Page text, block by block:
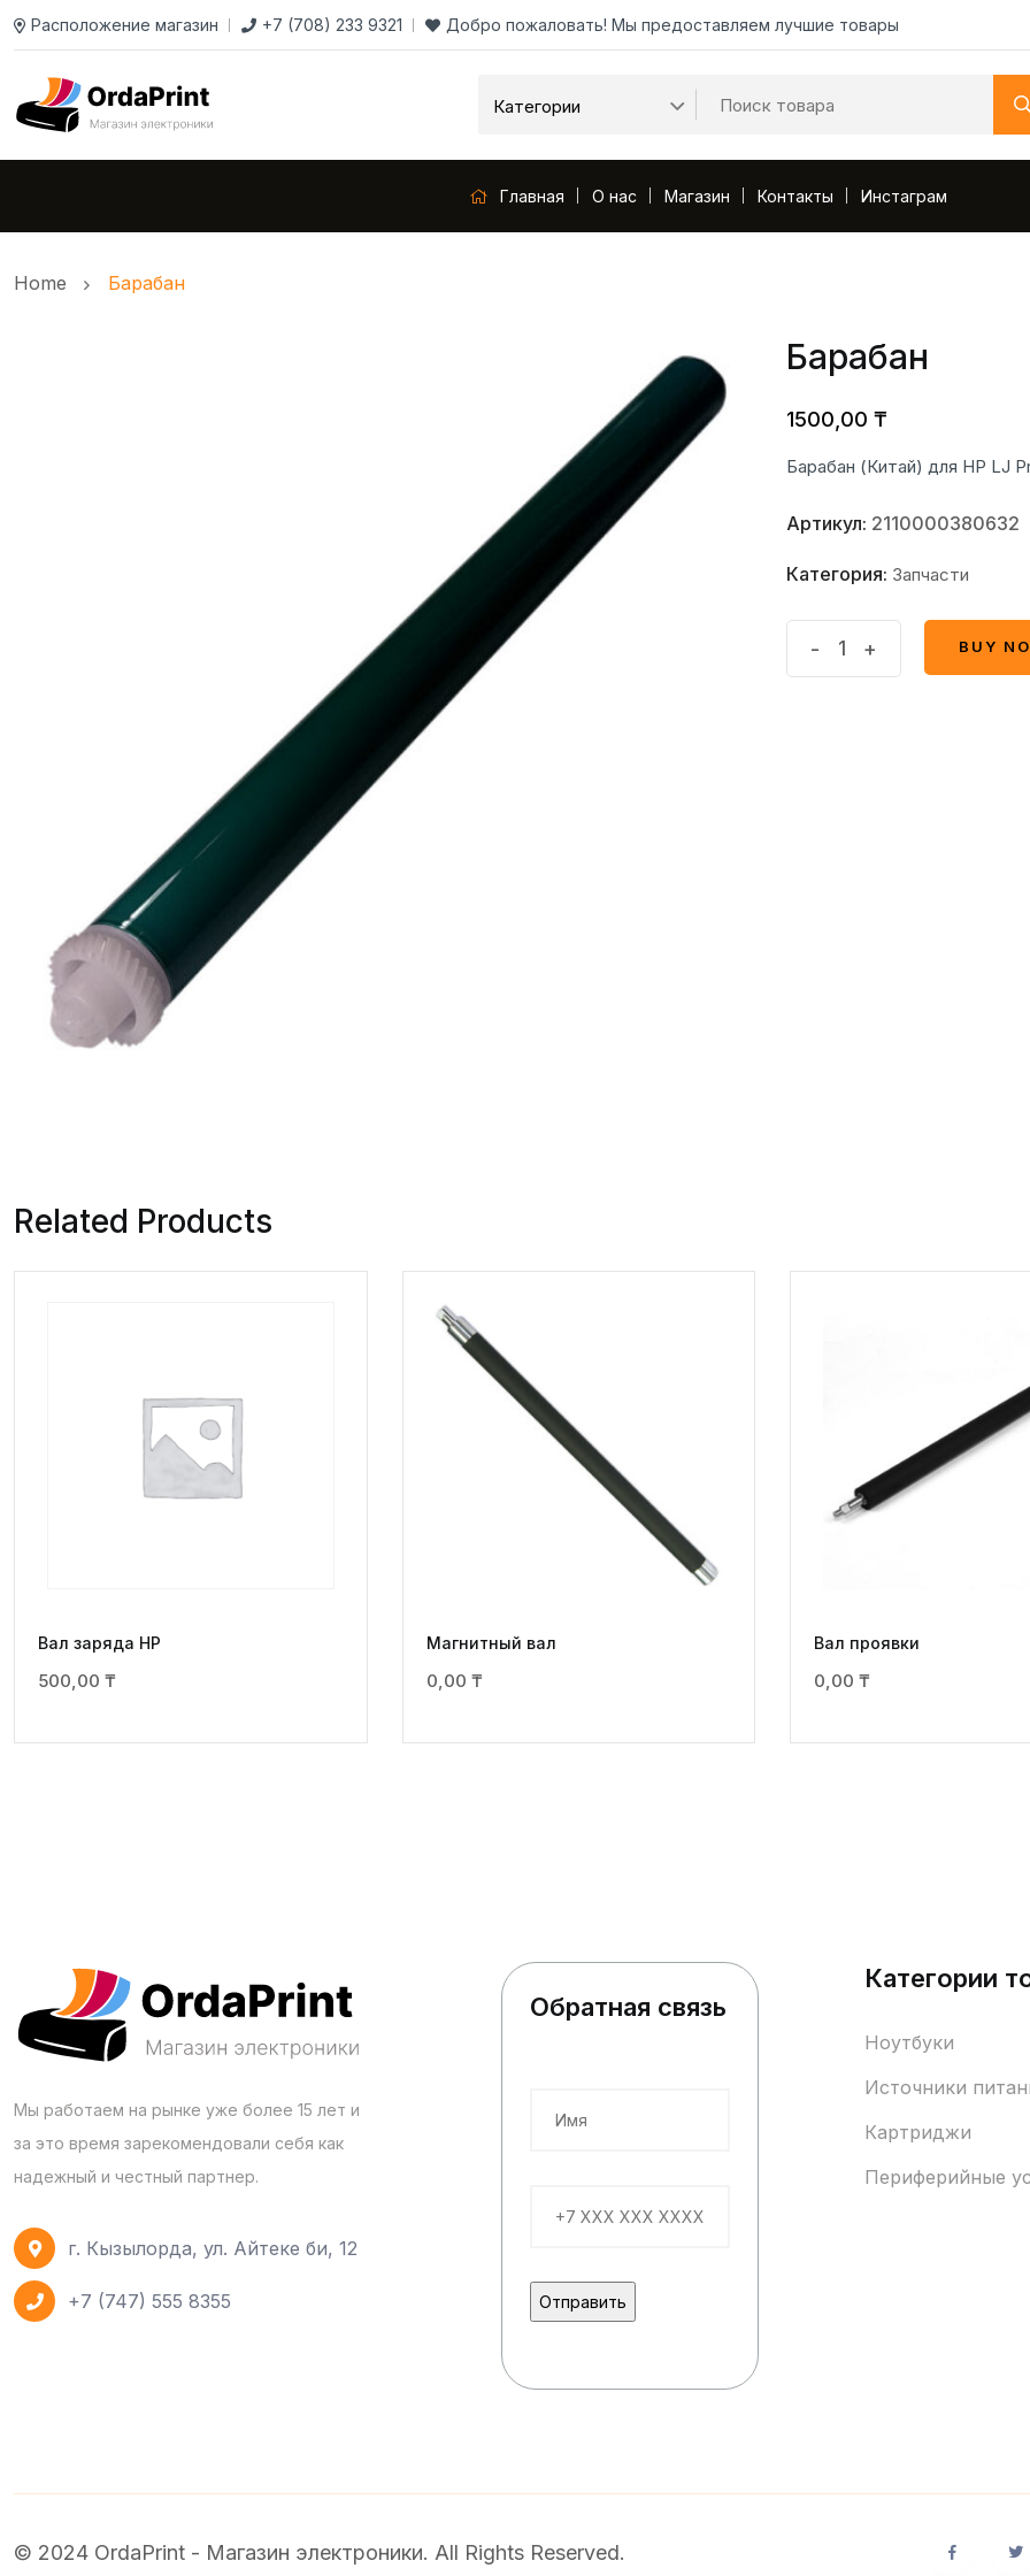
Расположение магазин +7 (708) 233 9321 Добро пожаловать! Мы предоставляем лучшие товары
Главная О нас Магазин Контакты Инстаграм
Home Барабан
Барабан
1500,00 ₸
Барабан (Китай) для HP LJ
Артикул: 2110000380632
Категория: Запчасти
- +
BUY
Related Products
Вал заряда НР
500,00 ₸
Магнитный вал
0,00 ₸
Вал проявки
0,00 ₸
Мы работаем на рынке уже более 15 лет и
за это время зарекомендовали себя как
надежный и честный партнер.
г. Кызылорда, ул. Айтеке би, 12
+7 (747) 555 8355
Обратная связь
Категории
Ноутбуки
Источники
Картриджи
Периферийные
© 2024 OrdaPrint - Магазин электроники. All Rights Reserved.